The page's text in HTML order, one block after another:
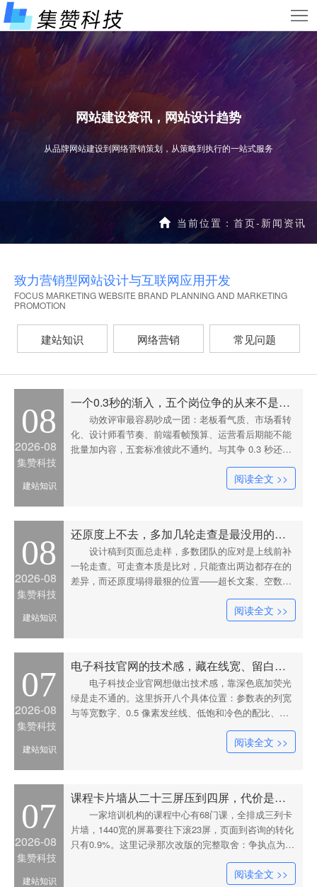
首
项
案
程
例
新
讯
我
系
网站建设资讯，网站设计趋势
从品牌网站建设到网络营销策划，从策略到执行的一站式服务
当前位置： 首页- 新闻资讯
致力营销型网站设计与互联网应用开发
FOCUS MARKETING WEBSITE BRAND PLANNING AND MARKETING
PROMOTION
建站知识 网络营销 常见问题
08
2026-08
集赞科技
建站知识
一个0.3秒的渐入，五个岗位争的从来不是时长
动效评审最容易吵成一团：老板看气质、市场看转
化、设计师看节奏、前端看帧预算、运营看后期能不能
批量加内容，五套标准彼此不通约。与其争 0.3 秒还是
0.5 秒，不如先按承载信息还是烘托氛围把元素切成两
堆，再逐行判定谁能动、谁一动就出事。阅读全文 >>
08
2026-08
集赞科技
建站知识
还原度上不去，多加几轮走查是最没用的那种努力
设计稿到页面总走样，多数团队的应对是上线前补
一轮走查。可走查本质是比对，只能查出两边都存在的
差异，而还原度塌得最狠的位置——超长文案、空数
据、加载态、768 到 1024 之间的排版——设计稿上压
根不存在。更有效的是换交付物：变量表、状态矩阵和
阅读全文 >>
07
2026-08
集赞科技
建站知识
电子科技官网的技术感，藏在线宽、留白和一张参数表里
电子科技企业官网想做出技术感，靠深色底加荧光
绿是走不通的。这里拆开八个具体位置：参数表的列宽
与等宽数字、0.5 像素发丝线、低饱和冷色的配比、用
信号链框图替代车间照、可核验的证书信息、压在 200
毫秒内的动效，以及展会弱网下 3 秒必须打开的性能底
阅读全文 >>
07
2026-08
集赞科技
建站知识
课程卡片墙从二十三屏压到四屏，代价是补齐五个字段
一家培训机构的课程中心有68门课，全排成三列卡
片墙，1440宽的屏幕要往下滚23屏，页面到咨询的转化
只有0.9%。这里记录那次改版的完整取舍：争执点为什
么落在缩略图上、遮图测试怎么做、成本大头为什么不
在开发而在补齐5个结构化字段，以及上线三个月后哪
阅读全文 >>